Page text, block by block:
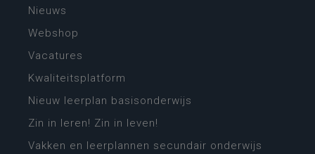
Nieuws
Webshop
Vacatures
Kwaliteitsplatform
Nieuw leerplan basisonderwijs
Zin in leren! Zin in leven!
Vakken en leerplannen secundair onderwijs